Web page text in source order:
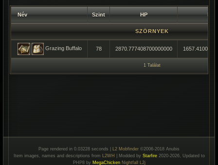
Név Szint HP MP
SZÖRNYEK
Grazing Buffalo 78 2870.777408700000000
1 Találat
Page rendered in 0.03228 seconds | L2 Mobfinder ©2006-2018 Anubis
Item images, names and descriptions from L2WH | Modded by Starfire2020-2026, Updated to
PHP8 by MegaChicken Nightfall L2j